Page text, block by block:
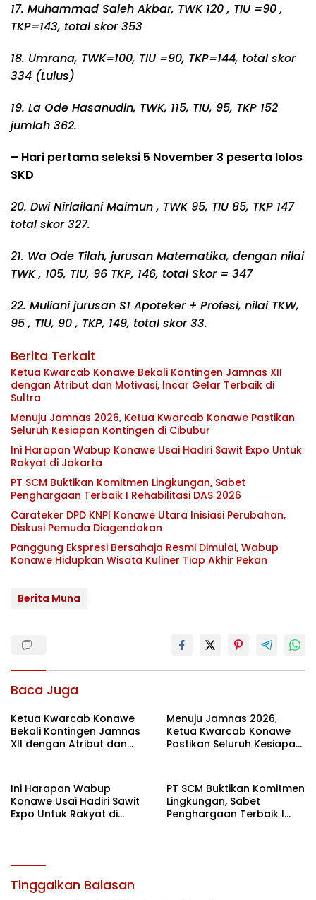
17. Muhammad Saleh Akbar, TWK 120 , TIU =90 ,
TKP=143, total skor 353
18. Umrana, TWK=100, TIU =90, TKP=144, total skor
334 (Lulus)
19. La Ode Hasanudin, TWK, 115, TIU, 95, TKP 152
jumlah 362.
– Hari pertama seleksi 5 November 3 peserta lolos
SKD
20. Dwi Nirlailani Maimun , TWK 95, TIU 85, TKP 147
total skor 327.
21. Wa Ode Tilah, jurusan Matematika, dengan nilai
TWK , 105, TIU, 96 TKP, 146, total Skor = 347
22. Muliani jurusan S1 Apoteker + Profesi, nilai TKW,
95 , TIU, 90 , TKP, 149, total skor 33.
Berita Terkait
Ketua Kwarcab Konawe Bekali Kontingen Jamnas XII
dengan Atribut dan Motivasi, Incar Gelar Terbaik di
Sultra
Menuju Jamnas 2026, Ketua Kwarcab Konawe Pastikan
Seluruh Kesiapan Kontingen di Cibubur
Ini Harapan Wabup Konawe Usai Hadiri Sawit Expo Untuk
Rakyat di Jakarta
PT SCM Buktikan Komitmen Lingkungan, Sabet
Penghargaan Terbaik I Rehabilitasi DAS 2026
Carateker DPD KNPI Konawe Utara Inisiasi Perubahan,
Diskusi Pemuda Diagendakan
Panggung Ekspresi Bersahaja Resmi Dimulai, Wabup
Konawe Hidupkan Wisata Kuliner Tiap Akhir Pekan
Berita Muna
Baca Juga
Ketua Kwarcab Konawe
Bekali Kontingen Jamnas
XII dengan Atribut dan
Menuju Jamnas 2026,
Ketua Kwarcab Konawe
Pastikan Seluruh Kesiapan
Ini Harapan Wabup
Konawe Usai Hadiri Sawit
Expo Untuk Rakyat di
PT SCM Buktikan Komitmen
Lingkungan, Sabet
Penghargaan Terbaik I
Tinggalkan Balasan